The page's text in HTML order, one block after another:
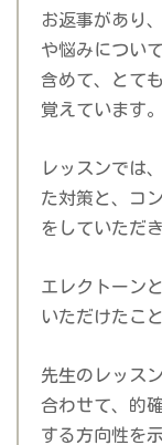
お返事があり
や悩みについ
含めて、とて
覚えています。
レッスンでは
た対策と、コ
をしていただ
エレクトーン
いただけたこ
先生のレッス
合わせて、的
する方向性を